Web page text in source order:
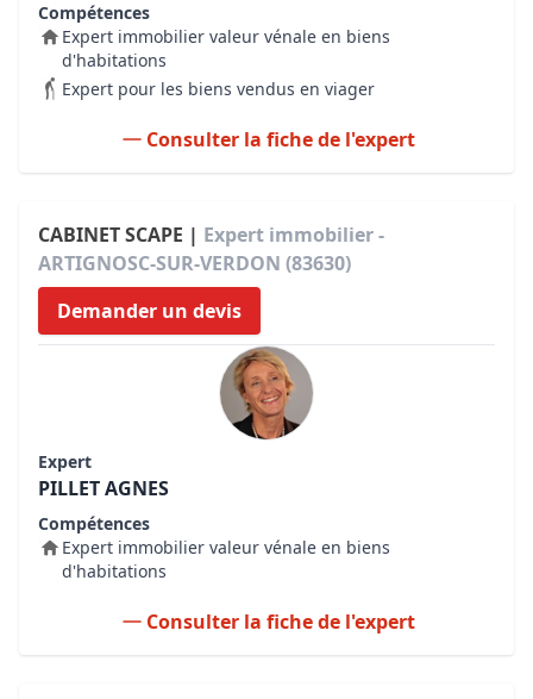
Compétences
Expert immobilier valeur vénale en biens
d'habitations
Expert pour les biens vendus en viager
Consulter la fiche de l'expert
CABINET SCAPE | Expert immobilier -
ARTIGNOSC-SUR-VERDON (83630)
Demander un devis
Expert
PILLET AGNES
Compétences
Expert immobilier valeur vénale en biens
d'habitations
Consulter la fiche de l'expert